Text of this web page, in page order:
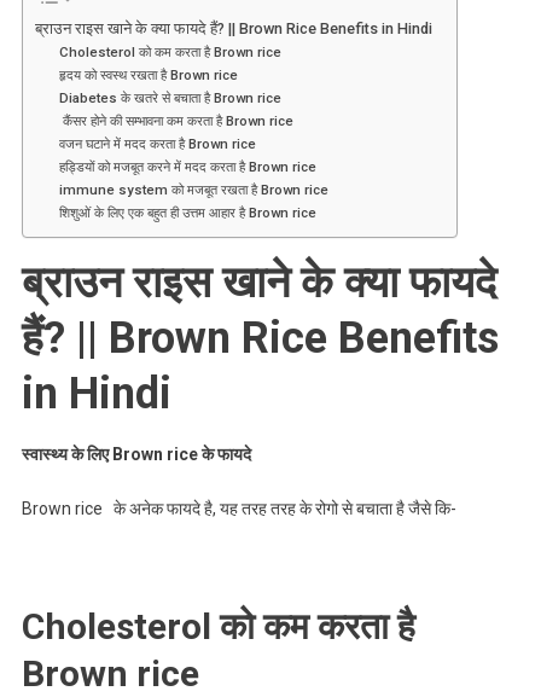
ब्राउन राइस खाने के क्या फायदे हैं? || Brown Rice Benefits in Hindi
Cholesterol को कम करता है Brown rice
हृदय को स्वस्थ रखता है Brown rice
Diabetes के खतरे से बचाता है Brown rice
कैंसर होने की सम्भावना कम करता है Brown rice
वजन घटाने में मदद करता है Brown rice
हड्डियों को मजबूत करने में मदद करता है Brown rice
immune system को मजबूत रखता है Brown rice
शिशुओं के लिए एक बहुत ही उत्तम आहार है Brown rice
ब्राउन राइस खाने के क्या फायदे
हैं? || Brown Rice Benefits
in Hindi
स्वास्थ्य के लिए Brown rice के फायदे
Brown rice के अनेक फायदे है, यह तरह तरह के रोगो से बचाता है जैसे कि-
Cholesterol को कम करता है
Brown rice